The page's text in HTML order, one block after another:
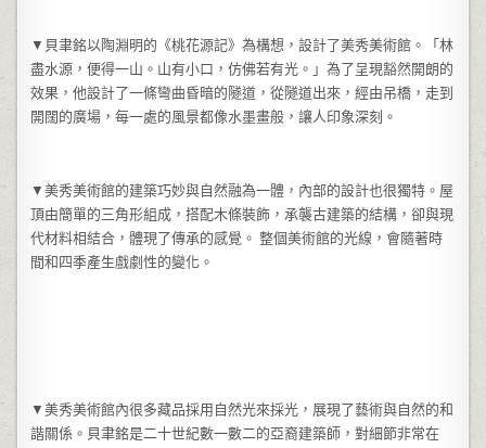
▼貝聿銘以陶淵明的《桃花源記》為構想，設計了美秀美術館。「林
盡水源，便得一山。山有小口，仿佛若有光。」為了呈現豁然開朗的
效果，他設計了一條彎曲昏暗的隧道，從隧道出來，經由吊橋，走到
開闊的廣場，每一處的風景都像水墨畫般，讓人印象深刻。
▼美秀美術館的建築巧妙與自然融為一體，內部的設計也很獨特。屋
頂由簡單的三角形組成，搭配木條裝飾，承襲古建築的結構，卻與現
代材料相結合，體現了傳承的感覺。 整個美術館的光線，會隨著時
間和四季產生戲劇性的變化。
▼美秀美術館內很多藏品採用自然光來採光，展現了藝術與自然的和
諧關係。貝聿銘是二十世紀數一數二的亞裔建築師，對細節非常在